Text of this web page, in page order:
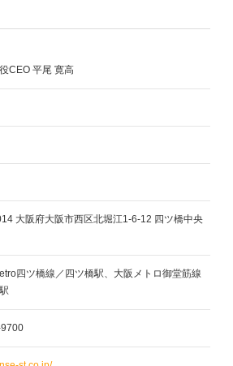
CEO 平尾 寛高
大阪府大阪市西区北堀江1-6-12 四ツ橋中央
四ツ橋線／四ツ橋駅、大阪メトロ御堂筋線